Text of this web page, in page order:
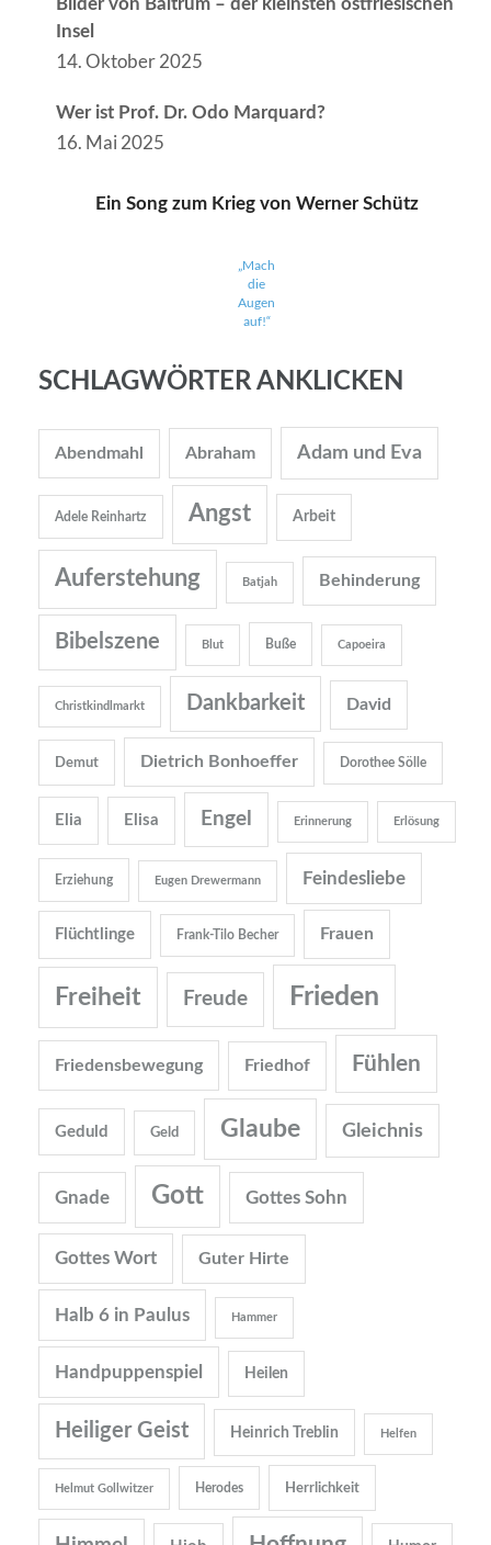
Insel
14. Oktober 2025
Wer ist Prof. Dr. Odo Marquard?
16. Mai 2025
Ein Song zum Krieg von Werner Schütz
„Mach
die
Augen
auf!“
SCHLAGWÖRTER ANKLICKEN
Abendmahl Abraham Adam und Eva
Adele Reinhartz Angst Arbeit
Auferstehung Batjah Behinderung
Bibelszene Blut Buße Capoeira
Christkindlmarkt Dankbarkeit David
Demut Dietrich Bonhoeffer Dorothee Sölle
Elia Elisa Engel Erinnerung Erlösung
Erziehung Eugen Drewermann Feindesliebe
Flüchtlinge Frank-Tilo Becher Frauen
Freiheit Freude Frieden
Friedensbewegung Friedhof Fühlen
Geduld Geld Glaube Gleichnis
Gnade Gott Gottes Sohn
Gottes Wort Guter Hirte
Halb 6 in Paulus Hammer
Handpuppenspiel Heilen
Heiliger Geist Heinrich Treblin Helfen
Helmut Gollwitzer Herodes Herrlichkeit